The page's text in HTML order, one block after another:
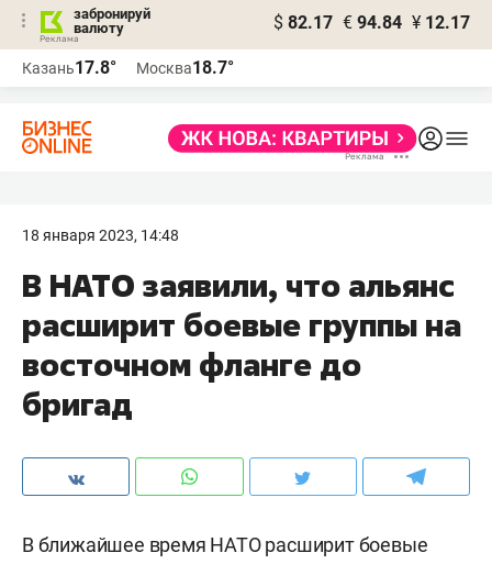
забронируй
валюту
$ 82.17 € 94.84 ¥ 12.17
Казань17.8° Москва18.7°
18 января 2023, 14:48
В НАТО заявили, что альянс
расширит боевые группы на
восточном фланге до
бригад
В ближайшее время НАТО расширит боевые